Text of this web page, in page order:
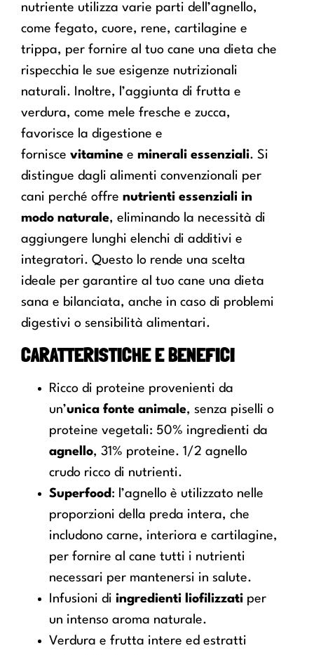
nutriente utilizza varie parti dell’agnello,
come fegato, cuore, rene, cartilagine e
trippa, per fornire al tuo cane una dieta che
rispecchia le sue esigenze nutrizionali
naturali. Inoltre, l’aggiunta di frutta e
verdura, come mele fresche e zucca,
favorisce la digestione e
fornisce vitamine e minerali essenziali. Si
distingue dagli alimenti convenzionali per
cani perché offre nutrienti essenziali in
modo naturale, eliminando la necessità di
aggiungere lunghi elenchi di additivi e
integratori. Questo lo rende una scelta
ideale per garantire al tuo cane una dieta
sana e bilanciata, anche in caso di problemi
digestivi o sensibilità alimentari.
CARATTERISTICHE E BENEFICI
Ricco di proteine provenienti da
un’unica fonte animale, senza piselli o
proteine vegetali: 50% ingredienti da
agnello, 31% proteine. 1/2 agnello
crudo ricco di nutrienti.
Superfood : l’agnello è utilizzato nelle
proporzioni della preda intera, che
includono carne, interiora e cartilagine,
per fornire al cane tutti i nutrienti
necessari per mantenersi in salute.
Infusioni di ingredienti liofilizzati per
un intenso aroma naturale.
Verdura e frutta intere ed estratti